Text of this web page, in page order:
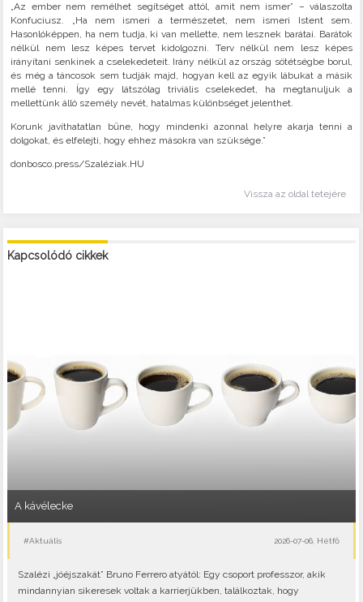
„Az ember nem remélhet segítséget attól, amit nem ismer” – válaszolta
Konfuciusz. „Ha nem ismeri a természetet, nem ismeri Istent sem.
Hasonlóképpen, ha nem tudja, ki van mellette, nem lesznek barátai. Barátok
nélkül nem lesz képes tervet kidolgozni. Terv nélkül nem lesz képes
irányítani senkinek a cselekedeteit. Irány nélkül az ország sötétségbe borul,
és még a táncosok sem tudják majd, hogyan kell az egyik lábukat a másik
mellé tenni. Így egy látszólag triviális cselekedet, ha megtanuljuk a
mellettünk álló személy nevét, hatalmas különbséget jelenthet.
Korunk javíthatatlan bűne, hogy mindenki azonnal helyre akarja tenni a
dolgokat, és elfelejti, hogy ehhez másokra van szüksége.”
donbosco.press/Szaléziak.HU
Vissza az oldal tetejére
Kapcsolódó cikkek
A kávélecke
#Aktuális 2026-07-06, Hétfő
Szalézi „jóéjszakát” Bruno Ferrero atyától: Egy csoport professzor, akik
mindannyian sikeresek voltak a karrierjükben, találkoztak, hogy